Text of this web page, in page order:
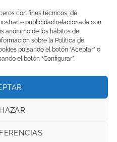
con fines técnicos, de
publicidad relacionada con
anónimo de los hábitos de
sobre la Política de
pulsando el botón “Aceptar” o
el botón “Configurar”.
ROJO